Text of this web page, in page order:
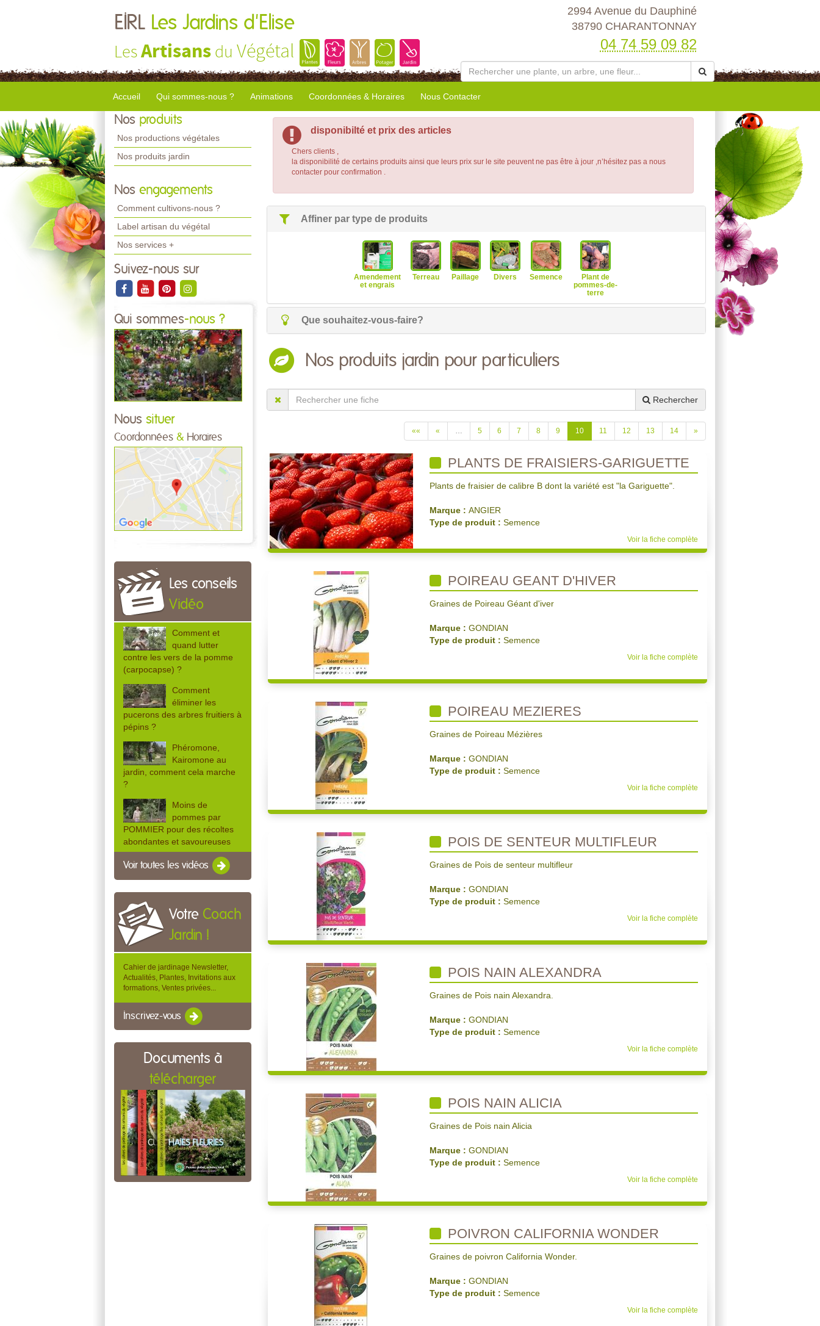
EIRL Les Jardins d'Elise
LesArtisans du Végétal
2994 Avenue du Dauphiné
38790 CHARANTONNAY
04 74 59 09 82
Accueil Qui sommes-nous ? Animations Coordonnées & Horaires Nous Contacter
Nos produits
Nos productions végétales
Nos produits jardin
Nos engagements
Comment cultivons-nous ?
Label artisan du végétal
Nos services +
Suivez-nous sur
Qui sommes-nous ?
Nous situer
Coordonnées & Horaires
Les conseils
Vidéo
Comment et
quand lutter
contre les vers de la pomme
(carpocapse) ?
Comment
éliminer les
pucerons des arbres fruitiers à
pépins ?
Phéromone,
Kairomone au
jardin, comment cela marche
?
Moins de
pommes par
POMMIER pour des récoltes
abondantes et savoureuses
Voir toutes les vidéos
Votre Coach
Jardin !
Cahier de jardinage Newsletter,
Actualités, Plantes, Invitations aux
formations, Ventes privées...
Inscrivez-vous
Documents à
télécharger
disponibilté et prix des articles
Chers clients ,
la disponibilité de certains produits ainsi que leurs prix sur le site peuvent ne pas être à jour ,n’hésitez pas a nous
contacter pour confirmation .
Affiner par type de produits
Amendement
et engrais
Terreau Paillage Divers Semence
Plant de
pommes-de-
terre
Que souhaitez-vous-faire?
Nos produits jardin pour particuliers
Rechercher
«« « … 5 6 7 8 9 10 11 12 13 14 »
PLANTS DE FRAISIERS-GARIGUETTE
Plants de fraisier de calibre B dont la variété est "la Gariguette".
Marque : ANGIER
Type de produit : Semence
Voir la fiche complète
POIREAU GEANT D'HIVER
Graines de Poireau Géant d'iver
Marque : GONDIAN
Type de produit : Semence
Voir la fiche complète
POIREAU MEZIERES
Graines de Poireau Mézières
Marque : GONDIAN
Type de produit : Semence
Voir la fiche complète
POIS DE SENTEUR MULTIFLEUR
Graines de Pois de senteur multifleur
Marque : GONDIAN
Type de produit : Semence
Voir la fiche complète
POIS NAIN ALEXANDRA
Graines de Pois nain Alexandra.
Marque : GONDIAN
Type de produit : Semence
Voir la fiche complète
POIS NAIN ALICIA
Graines de Pois nain Alicia
Marque : GONDIAN
Type de produit : Semence
Voir la fiche complète
POIVRON CALIFORNIA WONDER
Graines de poivron California Wonder.
Marque : GONDIAN
Type de produit : Semence
Voir la fiche complète